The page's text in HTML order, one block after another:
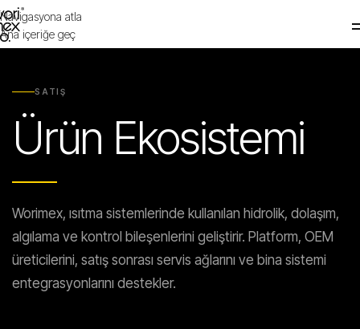
Navigasyona atla
Ana içeriğe geç
SATIŞ
Ürün Ekosistemi
Worimex, ısıtma sistemlerinde kullanılan hidrolik, dolaşım,
algılama ve kontrol bileşenlerini geliştirir. Platform, OEM
üreticilerini, satış sonrası servis ağlarını ve bina sistemi
entegrasyonlarını destekler.
WORIMEX
Yetkinlikler
Satış
Dökümantasyon
Sürdürülebilirlik